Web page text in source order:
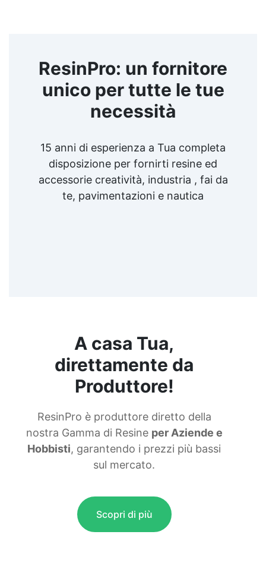
ResinPro: un fornitore
unico per tutte le tue
necessità
15 anni di esperienza a Tua completa
disposizione per fornirti resine ed
accessorie creatività, industria , fai da
te, pavimentazioni e nautica
A casa Tua,
direttamente da
Produttore!
ResinPro è produttore diretto della
nostra Gamma di Resine per Aziende e
Hobbisti, garantendo i prezzi più bassi
sul mercato.
Scopri di più